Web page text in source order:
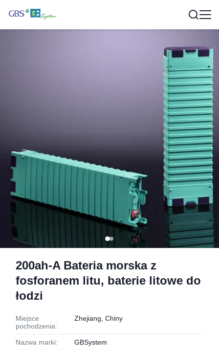
200ah-A Bateria morska z
fosforanem litu, baterie litowe do
łodzi
Miejsce
pochodzenia:
Zhejiang, Chiny
Nazwa marki: GBSystem